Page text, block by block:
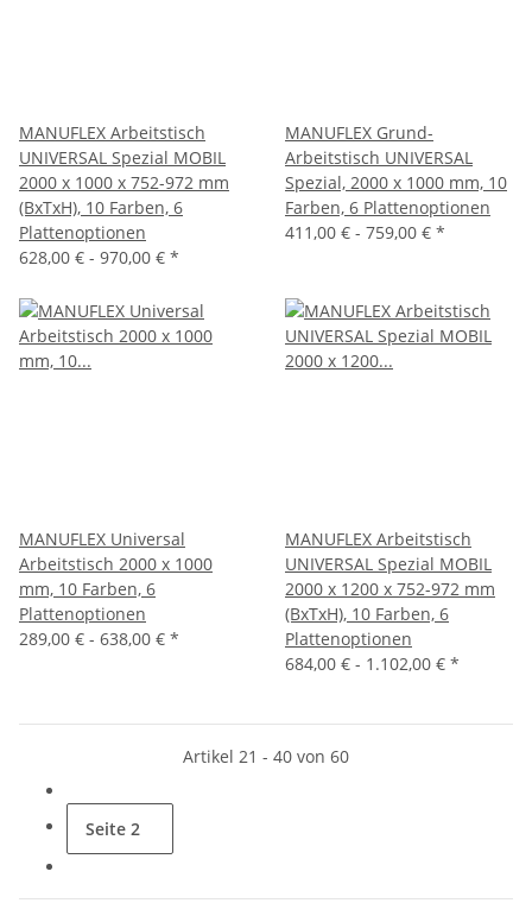
MANUFLEX Arbeitstisch
UNIVERSAL Spezial MOBIL
2000 x 1000 x 752-972 mm
(BxTxH), 10 Farben, 6
Plattenoptionen
628,00 € - 970,00 € *
MANUFLEX Grund-
Arbeitstisch UNIVERSAL
Spezial, 2000 x 1000 mm, 10
Farben, 6 Plattenoptionen
411,00 € - 759,00 € *
MANUFLEX Universal
Arbeitstisch 2000 x 1000
mm, 10 Farben, 6
Plattenoptionen
289,00 € - 638,00 € *
MANUFLEX Arbeitstisch
UNIVERSAL Spezial MOBIL
2000 x 1200 x 752-972 mm
(BxTxH), 10 Farben, 6
Plattenoptionen
684,00 € - 1.102,00 € *
Artikel 21 - 40 von 60
Seite 2